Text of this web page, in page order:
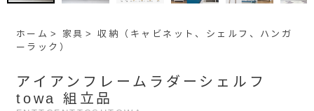
ホーム 家具
収納（キャビネット、シェルフ、ハンガ
ーラック）
アイアンフレームラダーシェルフ
towa 組立品